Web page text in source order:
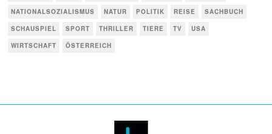
NATIONALSOZIALISMUS
NATUR POLITIK REISE
SACHBUCH
SCHAUSPIEL
SPORT THRILLER TIERE TV
USA
WIRTSCHAFT
ÖSTERREICH